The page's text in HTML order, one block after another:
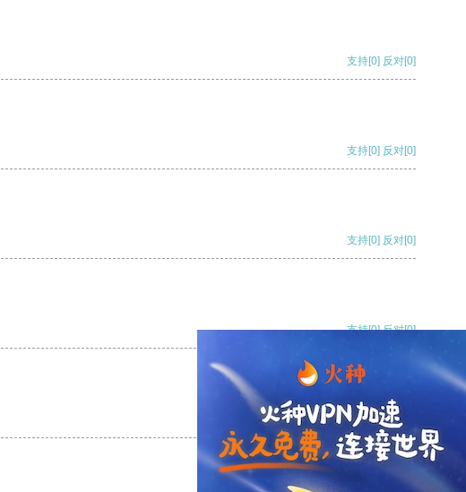
支持[0] 反对[0]
支持[0] 反对[0]
支持[0] 反对[0]
支持[0] 反对[0]
支持[0] 反对